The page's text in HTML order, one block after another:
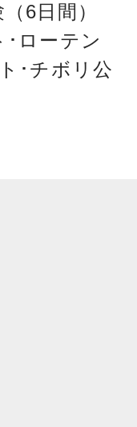
6日間）
･ローテン
･チボリ公